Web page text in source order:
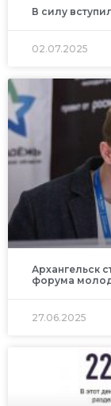
В силу
02.07.2025
Архангельск
форума
27.06.2025